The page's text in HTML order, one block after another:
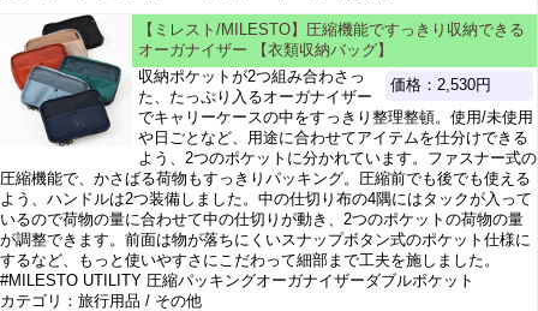
【ミレスト/MILESTO】圧縮機能ですっきり収納できる
オーガナイザー 【衣類収納バッグ】
価格：2,530円
収納ポケットが2つ組み合わさっ
た、たっぷり入るオーガナイザー
でキャリーケースの中をすっきり整理整頓。使用/未使用
や日ごとなど、用途に合わせてアイテムを仕分けできる
よう、2つのポケットに分かれています。ファスナー式の
圧縮機能で、かさばる荷物もすっきりパッキング。圧縮前でも後でも使える
よう、ハンドルは2つ装備しました。中の仕切り布の4隅にはタックが入って
いるので荷物の量に合わせて中の仕切りが動き、2つのポケットの荷物の量
が調整できます。前面は物が落ちにくいスナップボタン式のポケット仕様に
するなど、もっと使いやすさにこだわって細部まで工夫を施しました。
#MILESTO UTILITY 圧縮パッキングオーガナイザーダブルポケット
カテゴリ：旅行用品 / その他